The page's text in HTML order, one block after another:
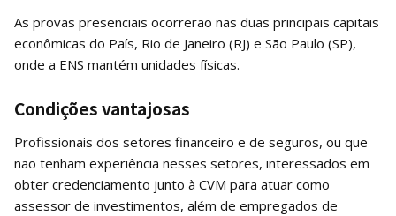
As provas presenciais ocorrerão nas duas principais capitais
econômicas do País, Rio de Janeiro (RJ) e São Paulo (SP),
onde a ENS mantém unidades físicas.
Condições vantajosas
Profissionais dos setores financeiro e de seguros, ou que
não tenham experiência nesses setores, interessados em
obter credenciamento junto à CVM para atuar como
assessor de investimentos, além de empregados de